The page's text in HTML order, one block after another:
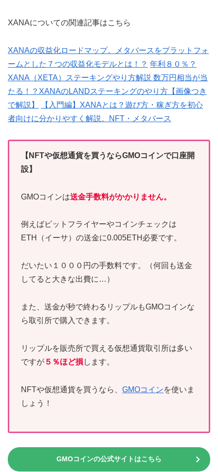
XANAについての関連記事はこちら
XANAの収益化ロードマップ。メタバースをプラットフォ
ームとした７つの収益化モデルとは！？ 年利８０％？
XANA（XETA）ステーキングやり方解説 数万円相当が当
たる！？XANAのLANDステーキングのやり方【画像つき
で解説】
【入門編】XANAとは？遊び方・稼ぎ方を初心
者向けに分かりやすく解説。NFT・メタバース
【NFTや仮想通貨を買うならGMOコインで口座開
設】
GMOコインは送金手数料がかかりません。
例えばビットフライヤーやコインチェックは
ETH（イーサ）の送金に0.005ETH必要です。
だいたい１０００円の手数料です。（何回も送金
してると大きな出費に…）
また、送金が秒で終わるリップルもGMOコインな
ら取引所で購入できます。
リップルを販売所で買える仮想通貨取引所は多い
ですが ５％ほど損 します。
NFTや仮想通貨を買うなら、 GMOコインを使いま
しょう！
GMOコインの公式サイトはこちら